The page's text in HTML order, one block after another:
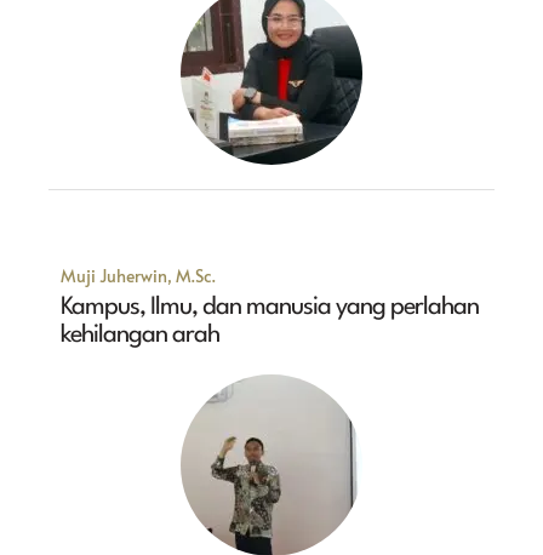
Muji Juherwin, M.Sc.
Kampus, Ilmu, dan manusia yang perlahan
kehilangan arah